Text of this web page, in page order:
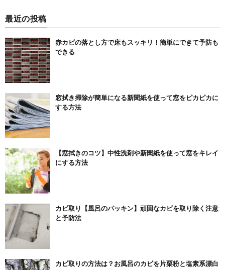
最近の投稿
赤カビの落とし方で床もスッキリ！簡単にできて予防も
できる
窓拭き掃除が簡単になる新聞紙を使って窓をピカピカに
する方法
【窓拭きのコツ】中性洗剤や新聞紙を使って窓をキレイ
にする方法
カビ取り【風呂のパッキン】頑固なカビを取り除く注意
と予防法
カビ取りの方法は？お風呂のカビを片栗粉と塩素系漂白